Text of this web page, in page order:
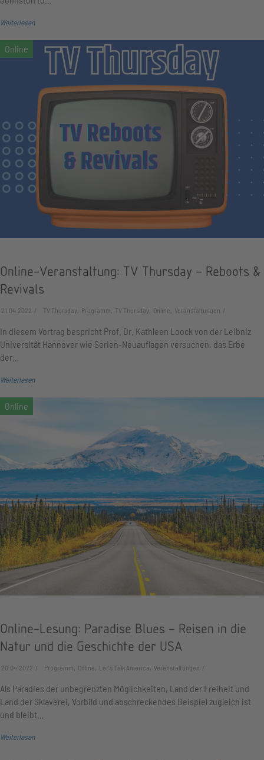
Weiterlesen
Online-Veranstaltung: TV Thursday – Reboots &
Revivals
21.04.2022 TV Thursday, Programm, TV Thursday, Online, Veranstaltungen
In diesem Vortrag bespricht Prof. Dr. Kathleen Loock von der Leibniz
Universität Hannover wie Serien-Neuauflagen versuchen, das Erbe
der…
Weiterlesen
Online-Lesung: Paradise Blues – Reisen in die
Natur und die Geschichte der USA
20.04.2022 Programm, Online, Let's Talk America, Veranstaltungen
Als Paradies der unbegrenzten Möglichkeiten, Land der Freiheit und
Land der Sklaverei, Vorbild und abschreckendes Beispiel zugleich ist
und bleibt…
Weiterlesen